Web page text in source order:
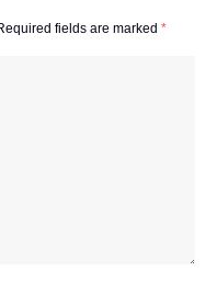
fields are marked *